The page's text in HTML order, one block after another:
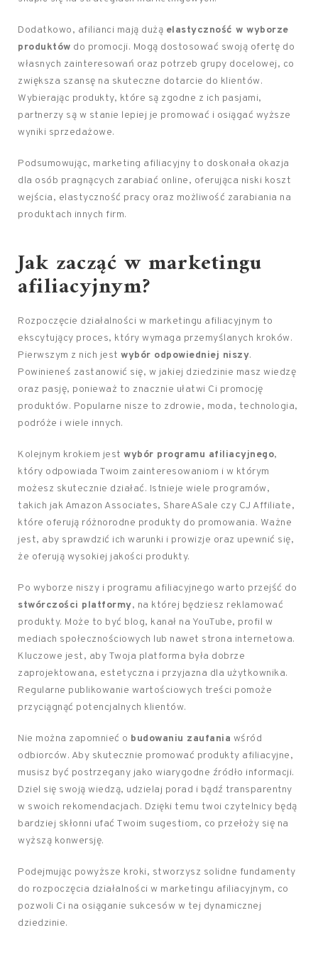
Dodatkowo, afilianci mają dużą elastyczność w wyborze
produktów do promocji. Mogą dostosować swoją ofertę do
własnych zainteresowań oraz potrzeb grupy docelowej, co
zwiększa szansę na skuteczne dotarcie do klientów.
Wybierając produkty, które są zgodne z ich pasjami,
partnerzy są w stanie lepiej je promować i osiągać wyższe
wyniki sprzedażowe.
Podsumowując, marketing afiliacyjny to doskonała okazja
dla osób pragnących zarabiać online, oferująca niski koszt
wejścia, elastyczność pracy oraz możliwość zarabiania na
produktach innych firm.
Jak zacząć w marketingu
afiliacyjnym?
Rozpoczęcie działalności w marketingu afiliacyjnym to
ekscytujący proces, który wymaga przemyślanych kroków.
Pierwszym z nich jest wybór odpowiedniej niszy.
Powinieneś zastanowić się, w jakiej dziedzinie masz wiedzę
oraz pasję, ponieważ to znacznie ułatwi Ci promocję
produktów. Popularne nisze to zdrowie, moda, technologia,
podróże i wiele innych.
Kolejnym krokiem jest wybór programu afiliacyjnego,
który odpowiada Twoim zainteresowaniom i w którym
możesz skutecznie działać. Istnieje wiele programów,
takich jak Amazon Associates, ShareASale czy CJ Affiliate,
które oferują różnorodne produkty do promowania. Ważne
jest, aby sprawdzić ich warunki i prowizje oraz upewnić się,
że oferują wysokiej jakości produkty.
Po wyborze niszy i programu afiliacyjnego warto przejść do
stwórczości platformy, na której będziesz reklamować
produkty. Może to być blog, kanał na YouTube, profil w
mediach społecznościowych lub nawet strona internetowa.
Kluczowe jest, aby Twoja platforma była dobrze
zaprojektowana, estetyczna i przyjazna dla użytkownika.
Regularne publikowanie wartościowych treści pomoże
przyciągnąć potencjalnych klientów.
Nie można zapomnieć o budowaniu zaufania wśród
odbiorców. Aby skutecznie promować produkty afiliacyjne,
musisz być postrzegany jako wiarygodne źródło informacji.
Dziel się swoją wiedzą, udzielaj porad i bądź transparentny
w swoich rekomendacjach. Dzięki temu twoi czytelnicy będą
bardziej skłonni ufać Twoim sugestiom, co przełoży się na
wyższą konwersję.
Podejmując powyższe kroki, stworzysz solidne fundamenty
do rozpoczęcia działalności w marketingu afiliacyjnym, co
pozwoli Ci na osiąganie sukcesów w tej dynamicznej
dziedzinie.